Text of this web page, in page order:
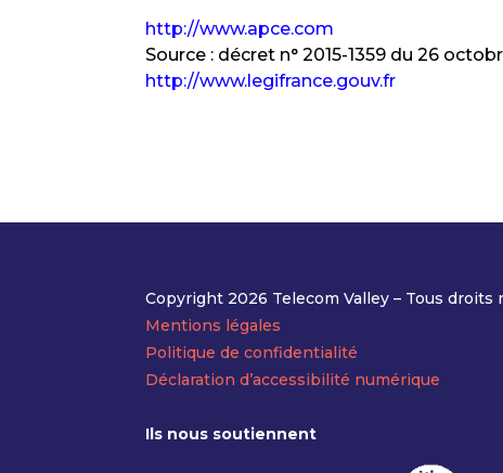
http://www.apce.com
Source : décret n° 2015-1359 du 26
http://www.legifrance.gouv.fr
Copyright 2026 Telecom Valley – Tous droits
Mentions légales
Politique de confidentialité
Déclaration d’accessibilité numérique
Ils nous soutiennent